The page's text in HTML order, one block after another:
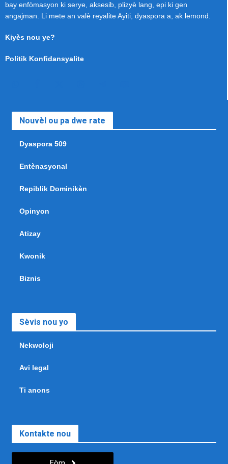
bay enfòmasyon ki serye, aksesib, plizyè lang, epi ki gen
angajman. Li mete an valè reyalite Ayiti, dyaspora a, ak lemond.
Kiyès nou ye?
Politik Konfidansyalite
Nouvèl ou pa dwe rate
Dyaspora 509
Entènasyonal
Repiblik Dominikèn
Opinyon
Atizay
Kwonik
Biznis
Sèvis nou yo
Nekwoloji
Avi legal
Ti anons
Kontakte nou